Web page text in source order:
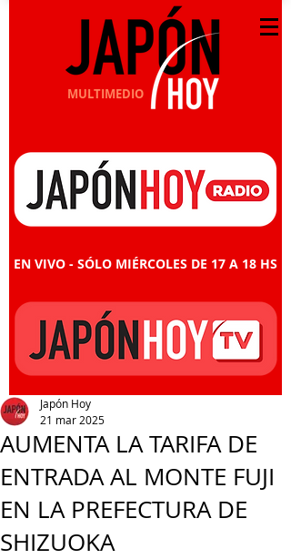
MULTIMEDIO
EN VIVO - SÓLO MIÉRCOLES DE 17 A 18 HS
AUMENTA LA TARIFA DE
ENTRADA AL MONTE FUJI
EN LA PREFECTURA DE
SHIZUOKA
Japón Hoy
21 mar 2025